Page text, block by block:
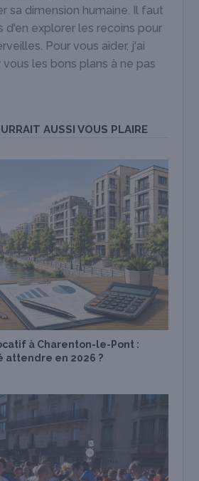
sa dimension humaine. Il faut
d'en explorer les recoins pour
Pour vous aider, j'ai
les bons plans à ne pas
AUSSI VOUS PLAIRE
à Charenton-le-Pont :
en 2026 ?